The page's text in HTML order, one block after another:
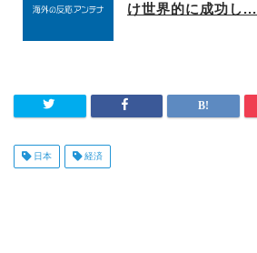
け世界的に成功し...
日本 経済